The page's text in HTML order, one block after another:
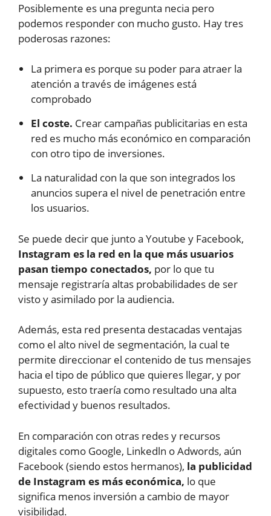
Posiblemente es una pregunta necia pero
podemos responder con mucho gusto. Hay tres
poderosas razones:
La primera es porque su poder para atraer la
atención a través de imágenes está
comprobado
El coste. Crear campañas publicitarias en esta
red es mucho más económico en comparación
con otro tipo de inversiones.
La naturalidad con la que son integrados los
anuncios supera el nivel de penetración entre
los usuarios.
Se puede decir que junto a Youtube y Facebook,
Instagram es la red en la que más usuarios
pasan tiempo conectados, por lo que tu
mensaje registraría altas probabilidades de ser
visto y asimilado por la audiencia.
Además, esta red presenta destacadas ventajas
como el alto nivel de segmentación, la cual te
permite direccionar el contenido de tus mensajes
hacia el tipo de público que quieres llegar, y por
supuesto, esto traería como resultado una alta
efectividad y buenos resultados.
En comparación con otras redes y recursos
digitales como Google, Linkedln o Adwords, aún
Facebook (siendo estos hermanos), la publicidad
de Instagram es más económica, lo que
significa menos inversión a cambio de mayor
visibilidad.